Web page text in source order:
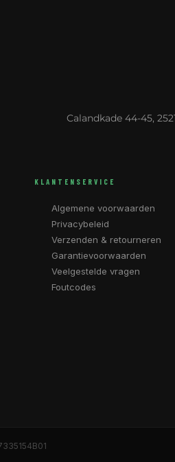
Calandkade 44-45,
KLANTENSERVICE
Algemene voorwaarden
Privacybeleid
Verzenden & retourneren
Garantievoorwaarden
Veelgestelde vragen
Foutcodes